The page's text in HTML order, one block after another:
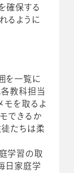
確保する
るように
を一覧に
各教科担当
モを取るよ
できるか
徒たちは柔
学習の取
日家庭学